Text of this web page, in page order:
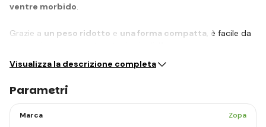
ventre morbido.
Grazie a un peso ridotto e una forma compatta, è facile da
Visualizza la descrizione completa
Parametri
Marca Zopa